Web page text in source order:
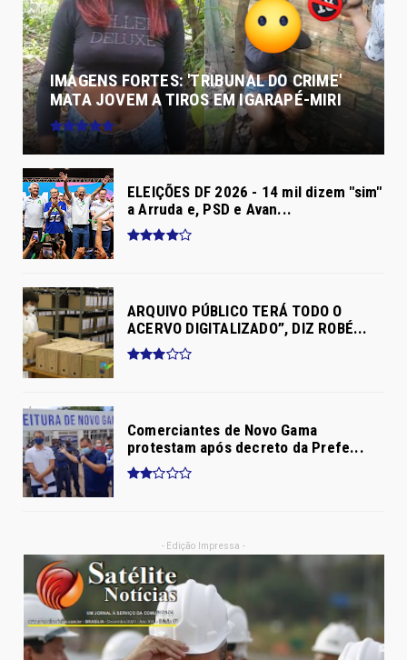
IMAGENS FORTES: 'TRIBUNAL DO CRIME'
MATA JOVEM A TIROS EM IGARAPÉ-MIRI
ELEIÇÕES DF 2026 - 14 mil dizem "sim"
a Arruda e, PSD e Avan...
ARQUIVO PÚBLICO TERÁ TODO O
ACERVO DIGITALIZADO”, DIZ ROBÉ...
Comerciantes de Novo Gama
protestam após decreto da Prefe...
- Edição Impressa -